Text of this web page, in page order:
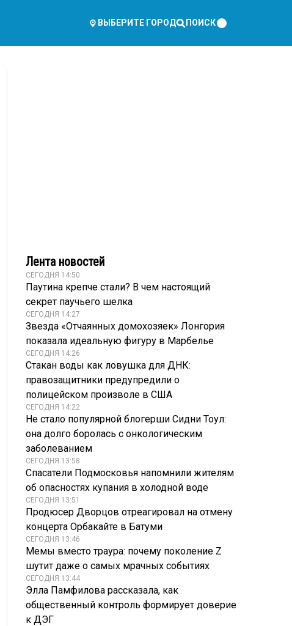
ВЫБЕРИТЕ ГОРОД ПОИСК
Лента новостей
СЕГОДНЯ 14:50
Паутина крепче стали? В чем настоящий
секрет паучьего шелка
СЕГОДНЯ 14:27
Звезда «Отчаянных домохозяек» Лонгория
показала идеальную фигуру в Марбелье
СЕГОДНЯ 14:26
Стакан воды как ловушка для ДНК:
правозащитники предупредили о
полицейском произволе в США
СЕГОДНЯ 14:22
Не стало популярной блогерши Сидни Тоул:
она долго боролась с онкологическим
заболеванием
СЕГОДНЯ 13:58
Спасатели Подмосковья напомнили жителям
об опасностях купания в холодной воде
СЕГОДНЯ 13:51
Продюсер Дворцов отреагировал на отмену
концерта Орбакайте в Батуми
СЕГОДНЯ 13:46
Мемы вместо траура: почему поколение Z
шутит даже о самых мрачных событиях
СЕГОДНЯ 13:44
Элла Памфилова рассказала, как
общественный контроль формирует доверие
к ДЭГ